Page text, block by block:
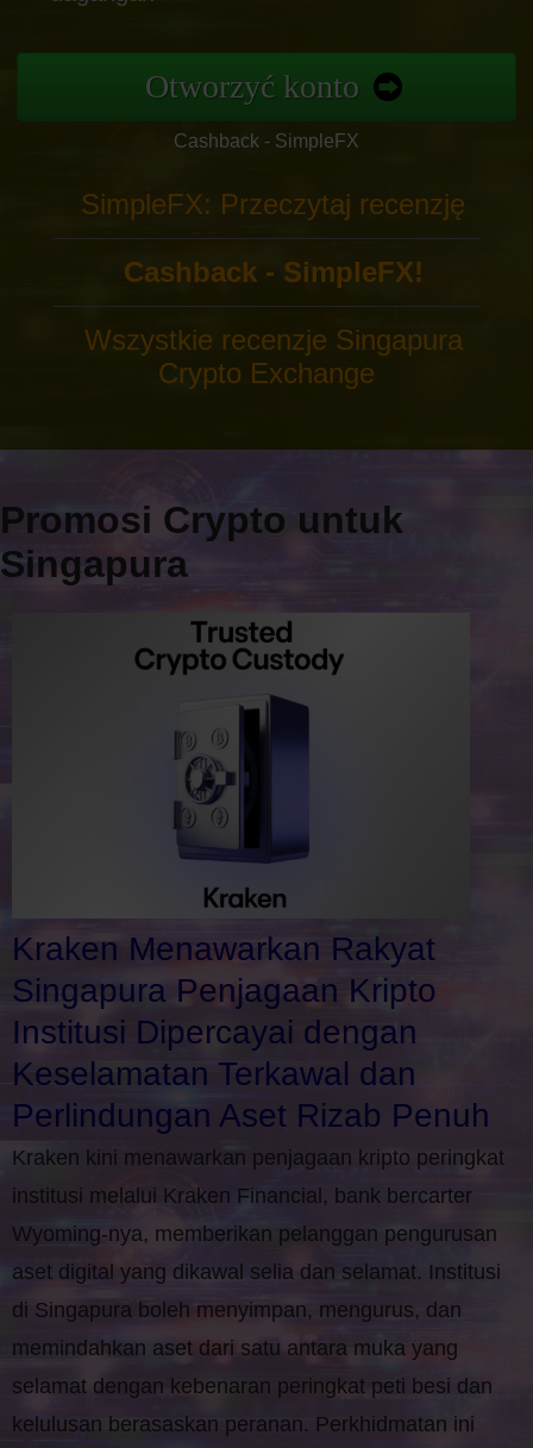
Otworzyć konto
Cashback - SimpleFX
SimpleFX: Przeczytaj recenzję
Cashback - SimpleFX!
Wszystkie recenzje Singapura
Crypto Exchange
Promosi Crypto untuk
Singapura
Kraken Menawarkan Rakyat
Singapura Penjagaan Kripto
Institusi Dipercayai dengan
Keselamatan Terkawal dan
Perlindungan Aset Rizab Penuh
Kraken kini menawarkan penjagaan kripto peringkat
institusi melalui Kraken Financial, bank bercarter
Wyoming-nya, memberikan pelanggan pengurusan
aset digital yang dikawal selia dan selamat. Institusi
di Singapura boleh menyimpan, mengurus, dan
memindahkan aset dari satu antara muka yang
selamat dengan kebenaran peringkat peti besi dan
kelulusan berasaskan peranan. Perkhidmatan ini